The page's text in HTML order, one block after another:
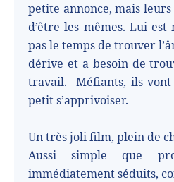
petite annonce, mais
d’être les mêmes. Lui
pas le temps de trouver
dérive et a besoin de
travail.
Méfiants, ils
petit s’apprivoiser.
Un très joli film, plein de
Aussi simple que
immédiatement séduits,